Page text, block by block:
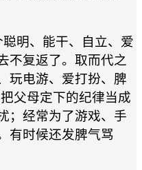
明、能干、自立、爱
不复返了。取而代之
玩电游、爱打扮、脾
父母定下的纪律当成
；经常为了游戏、手
有时候还发脾气骂